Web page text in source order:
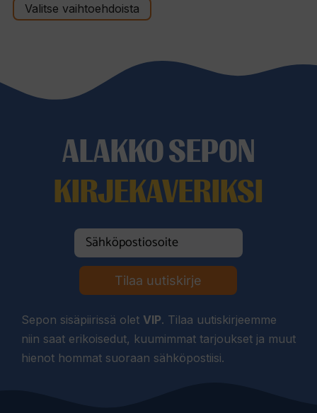
-
Valitse vaihtoehdoista
ALAKKO SEPON
KIRJEKAVERIKSI
Tilaa uutiskirje
Sepon sisäpiirissä olet VIP. Tilaa uutiskirjeemme
niin saat erikoisedut, kuumimmat tarjoukset ja muut
hienot hommat suoraan sähköpostiisi.